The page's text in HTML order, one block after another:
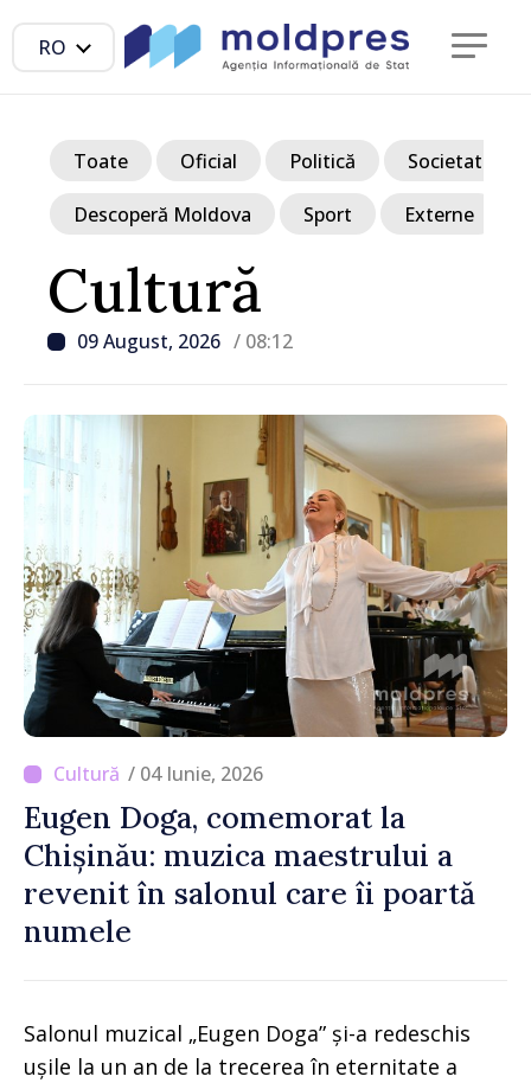
RO
Cultură
09 August, 2026 / 08:12
Toate Oficial Politică Societate
Descoperă Moldova Sport Externe
/ 04 Iunie, 2026
Eugen Doga, comemorat la
Chișinău: muzica maestrului a
revenit în salonul care îi poartă
numele
Salonul muzical „Eugen Doga” și-a redeschis
ușile la un an de la trecerea în eternitate a